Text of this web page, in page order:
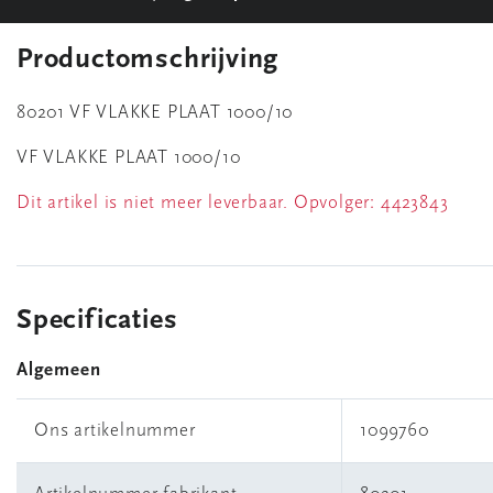
Productomschrijving
80201 VF VLAKKE PLAAT 1000/10
VF VLAKKE PLAAT 1000/10
Dit artikel is niet meer leverbaar. Opvolger: 4423843
Specificaties
Algemeen
Ons artikelnummer 1099760